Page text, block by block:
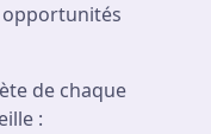
opportunités
de chaque
: